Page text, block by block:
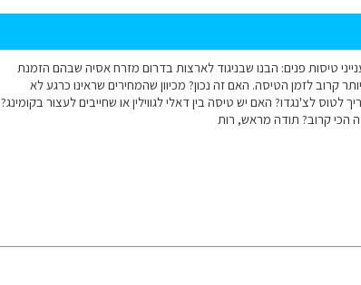
טיסות פנים: הבנו שבניגוד לארצות בדרום מזרח אסיה שבהם הזמנת
קרוב לזמן הטיסה. האם זה נכון? מכיוון שהמחירים שראינו כרגע לא
לצ'נגדו? האם יש טיסה בין דאלי לגווילין או שחייבים לעצור בקומינג?
הכי קרוב? תודה מראש, רות